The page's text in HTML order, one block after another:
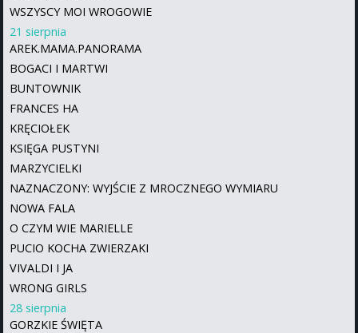
WSZYSCY MOI WROGOWIE
21 sierpnia
AREK.MAMA.PANORAMA
BOGACI I MARTWI
BUNTOWNIK
FRANCES HA
KRĘCIOŁEK
KSIĘGA PUSTYNI
MARZYCIELKI
NAZNACZONY: WYJŚCIE Z MROCZNEGO WYMIARU
NOWA FALA
O CZYM WIE MARIELLE
PUCIO KOCHA ZWIERZAKI
VIVALDI I JA
WRONG GIRLS
28 sierpnia
GORZKIE ŚWIĘTA